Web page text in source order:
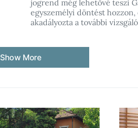
jogrend még lehetővé teszi
egyszemélyi döntést hozzon,
akadályozta a további
Show More